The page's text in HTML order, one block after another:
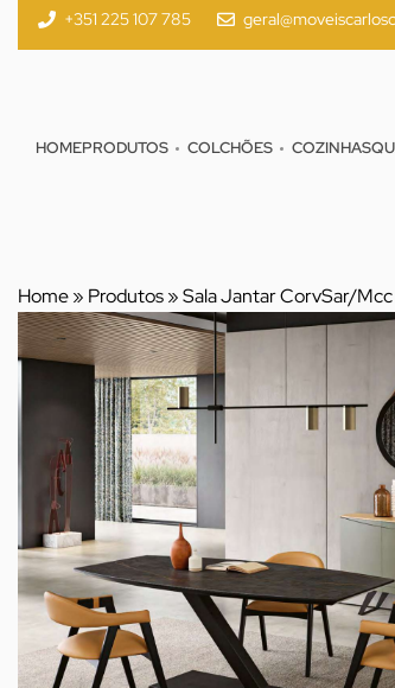
+351 225 107 785
HOMEPRODUTOS COLCHÕES COZINHAS
Home» Produtos»Sala Jantar CorvSar/Mcc